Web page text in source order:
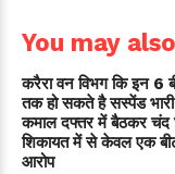
You may
करैरा वन विभग कि इन 6
तक हो सकते है सस्पेंड भारी
कमाल दफ्तर में बैठकर चंद
शिकायत में से केवल एक
आरोप